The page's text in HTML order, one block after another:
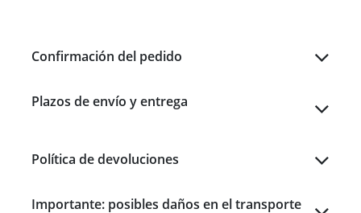
Confirmación del pedido
Plazos de envío y entrega
Política de devoluciones
Importante: posibles daños en el transporte